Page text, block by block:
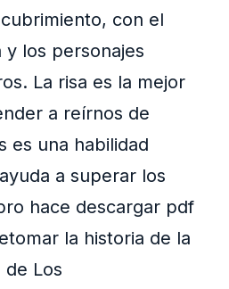
con el
los personajes
La risa es la mejor
a reírnos de
es una habilidad
a superar los
hace descargar pdf
la historia de la
Los